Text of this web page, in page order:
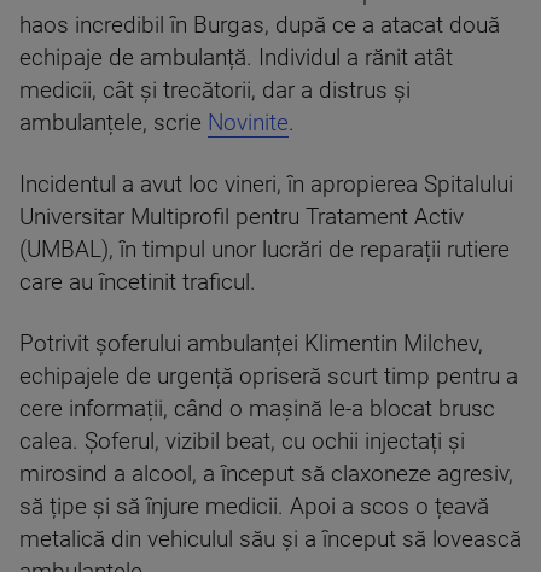
haos incredibil în Burgas, după ce a atacat două
echipaje de ambulanță. Individul a rănit atât
medicii, cât și trecătorii, dar a distrus și
ambulanțele, scrie Novinite.
Incidentul a avut loc vineri, în apropierea Spitalului
Universitar Multiprofil pentru Tratament Activ
(UMBAL), în timpul unor lucrări de reparații rutiere
care au încetinit traficul.
Potrivit șoferului ambulanței Klimentin Milchev,
echipajele de urgență opriseră scurt timp pentru a
cere informații, când o mașină le-a blocat brusc
calea. Șoferul, vizibil beat, cu ochii injectați și
mirosind a alcool, a început să claxoneze agresiv,
să țipe și să înjure medicii. Apoi a scos o țeavă
metalică din vehiculul său și a început să lovească